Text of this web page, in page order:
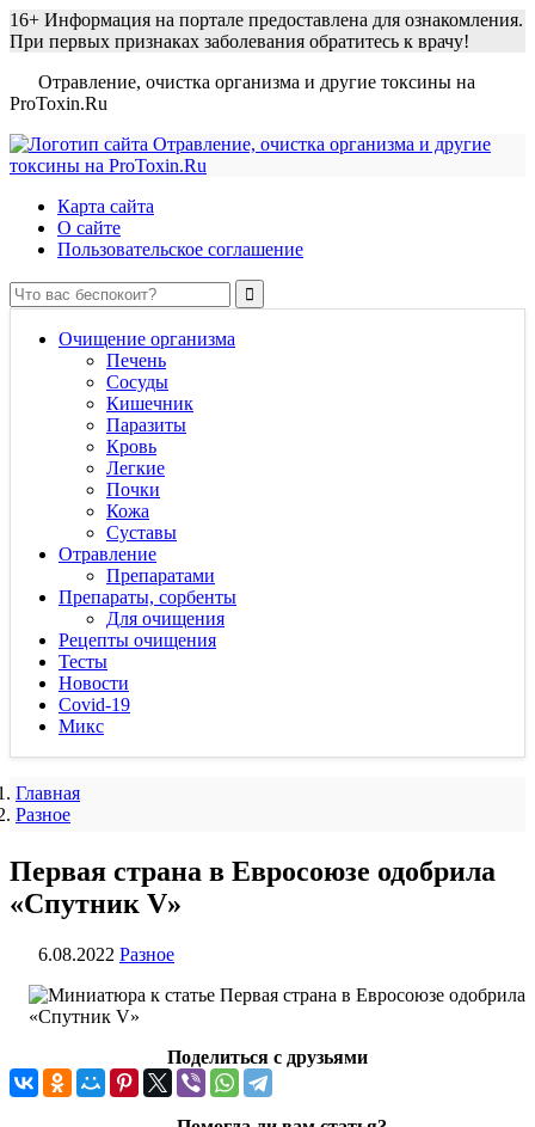
16+ Информация на портале предоставлена для ознакомления.
При первых признаках заболевания обратитесь к врачу!
Отравление, очистка организма и другие токсины на
ProToxin.Ru
Карта сайта
О сайте
Пользовательское соглашение
Очищение организма
Печень
Сосуды
Кишечник
Паразиты
Кровь
Легкие
Почки
Кожа
Суставы
Отравление
Препаратами
Препараты, сорбенты
Для очищения
Рецепты очищения
Тесты
Новости
Covid-19
Микс
Главная
Разное
Первая страна в Евросоюзе одобрила
«Спутник V»
6.08.2022 Разное
Поделиться с друзьями